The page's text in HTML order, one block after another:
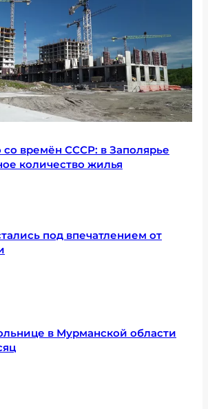
со времён СССР: в Заполярье
количество жилья
под впечатлением от
в Мурманской области